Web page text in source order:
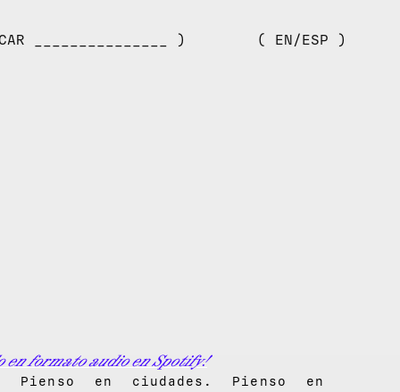
_______________ ) ( EN/ESP )
en formato audio en Spotify!
Pienso en ciudades. Pienso en